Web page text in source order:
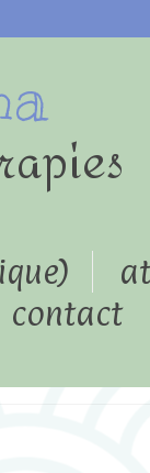
contact